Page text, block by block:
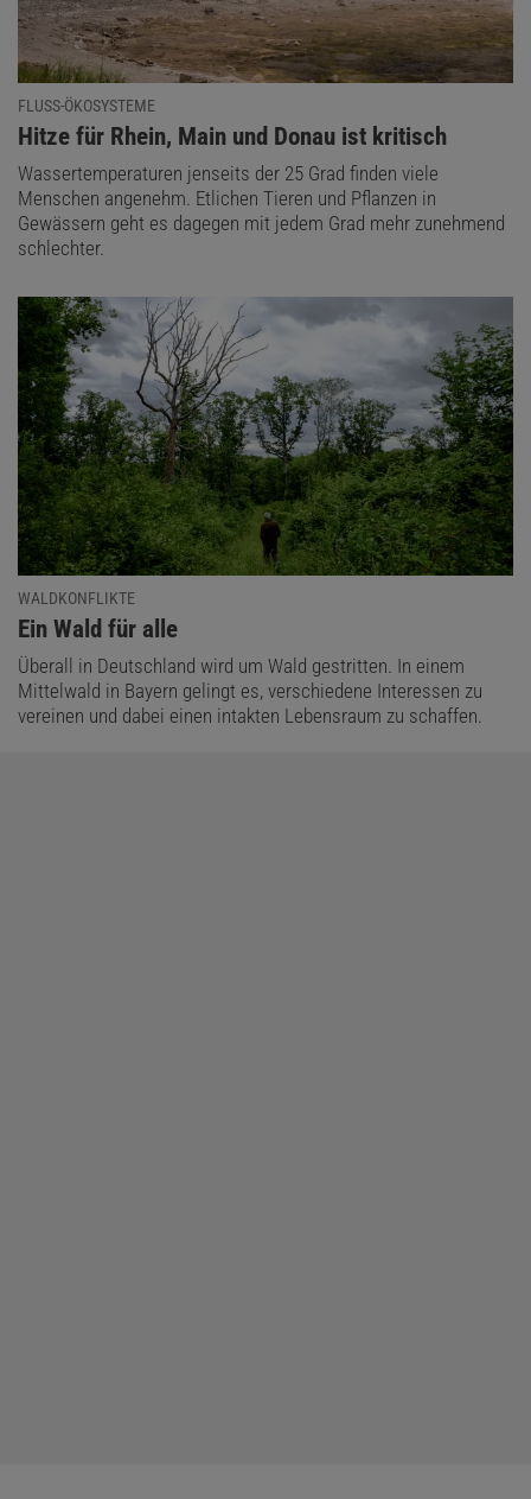
FLUSS-ÖKOSYSTEME
:
Hitze für Rhein, Main und Donau ist kritisch
Wassertemperaturen jenseits der 25 Grad finden viele
Menschen angenehm. Etlichen Tieren und Pflanzen in
Gewässern geht es dagegen mit jedem Grad mehr zunehmend
schlechter.
WALDKONFLIKTE
:
Ein Wald für alle
Überall in Deutschland wird um Wald gestritten. In einem
Mittelwald in Bayern gelingt es, verschiedene Interessen zu
vereinen und dabei einen intakten Lebensraum zu schaffen.